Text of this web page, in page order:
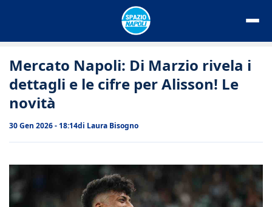
Mercato Napoli: Di Marzio rivela i
dettagli e le cifre per Alisson! Le
novità
30 Gen 2026 - 18:14di Laura Bisogno